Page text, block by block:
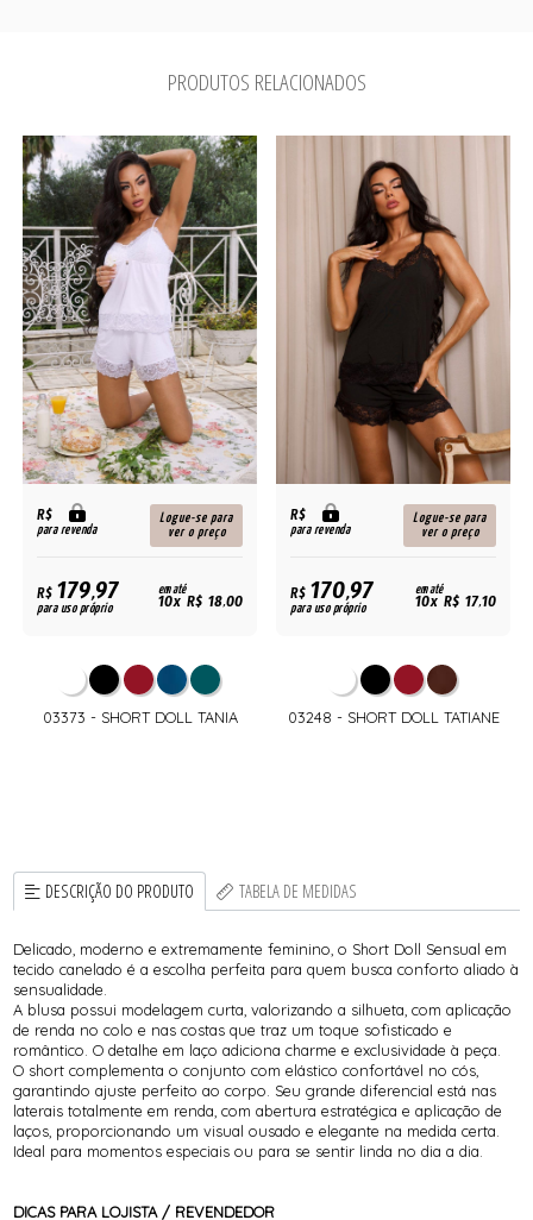
PRODUTOS RELACIONADOS
R$
para revenda
Logue-se para
ver o preço
R$179,97
para uso próprio
em até
10x R$ 18,00
03373 - SHORT DOLL TANIA
R$
para revenda
Logue-se para
ver o preço
R$170,97
para uso próprio
em até
10x R$ 17,10
03248 - SHORT DOLL TATIANE
DESCRIÇÃO DO PRODUTO TABELA DE MEDIDAS
Delicado, moderno e extremamente feminino, o Short Doll Sensual em
tecido canelado é a escolha perfeita para quem busca conforto aliado à
sensualidade.
A blusa possui modelagem curta, valorizando a silhueta, com aplicação
de renda no colo e nas costas que traz um toque sofisticado e
romântico. O detalhe em laço adiciona charme e exclusividade à peça.
O short complementa o conjunto com elástico confortável no cós,
garantindo ajuste perfeito ao corpo. Seu grande diferencial está nas
laterais totalmente em renda, com abertura estratégica e aplicação de
laços, proporcionando um visual ousado e elegante na medida certa.
Ideal para momentos especiais ou para se sentir linda no dia a dia.
DICAS PARA LOJISTA / REVENDEDOR